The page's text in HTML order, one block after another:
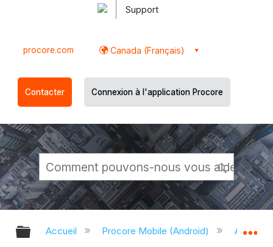
Support
procore.com Canada (Français)
Contacter Connexion à l'application Procore
Développer/réduire la hiérarchie
Accueil Procore Mobile (Android)